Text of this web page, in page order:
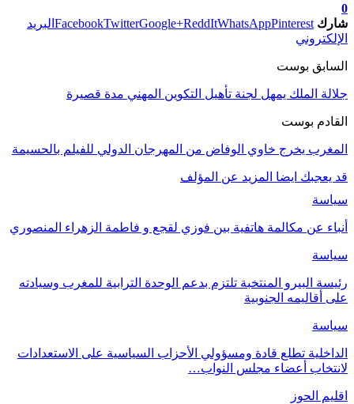
0
شارك
FacebookTwitterGoogle+ReddItWhatsAppPinterest
البريد
الإلكتروني
السابق بوست
جلالة الملك يمهل لجنة تأهيل التكوين المهني مدة قصيرة
القادم بوست
المغرب يخرج خاوي الوفاض من المهرجان الدولي للفيلم بالحسيمة
قد يعجبك ايضا المزيد عن المؤلف
سياسة
أنباء عن مكالمة هاتفية بين فوزي لقجع و فاطمة الزهراء المنصوري
سياسة
رئيسة البيرو المنتخبة تلتزم بدعم الوحدة الترابية للمغرب وسيادته
على أقاليمه الجنوبية
سياسة
الداخلية تطلع قادة ومسؤولي الأحزاب السياسية على الاستعدادات
لانتخاب أعضاء مجلس النواب…
اقليم الحوز